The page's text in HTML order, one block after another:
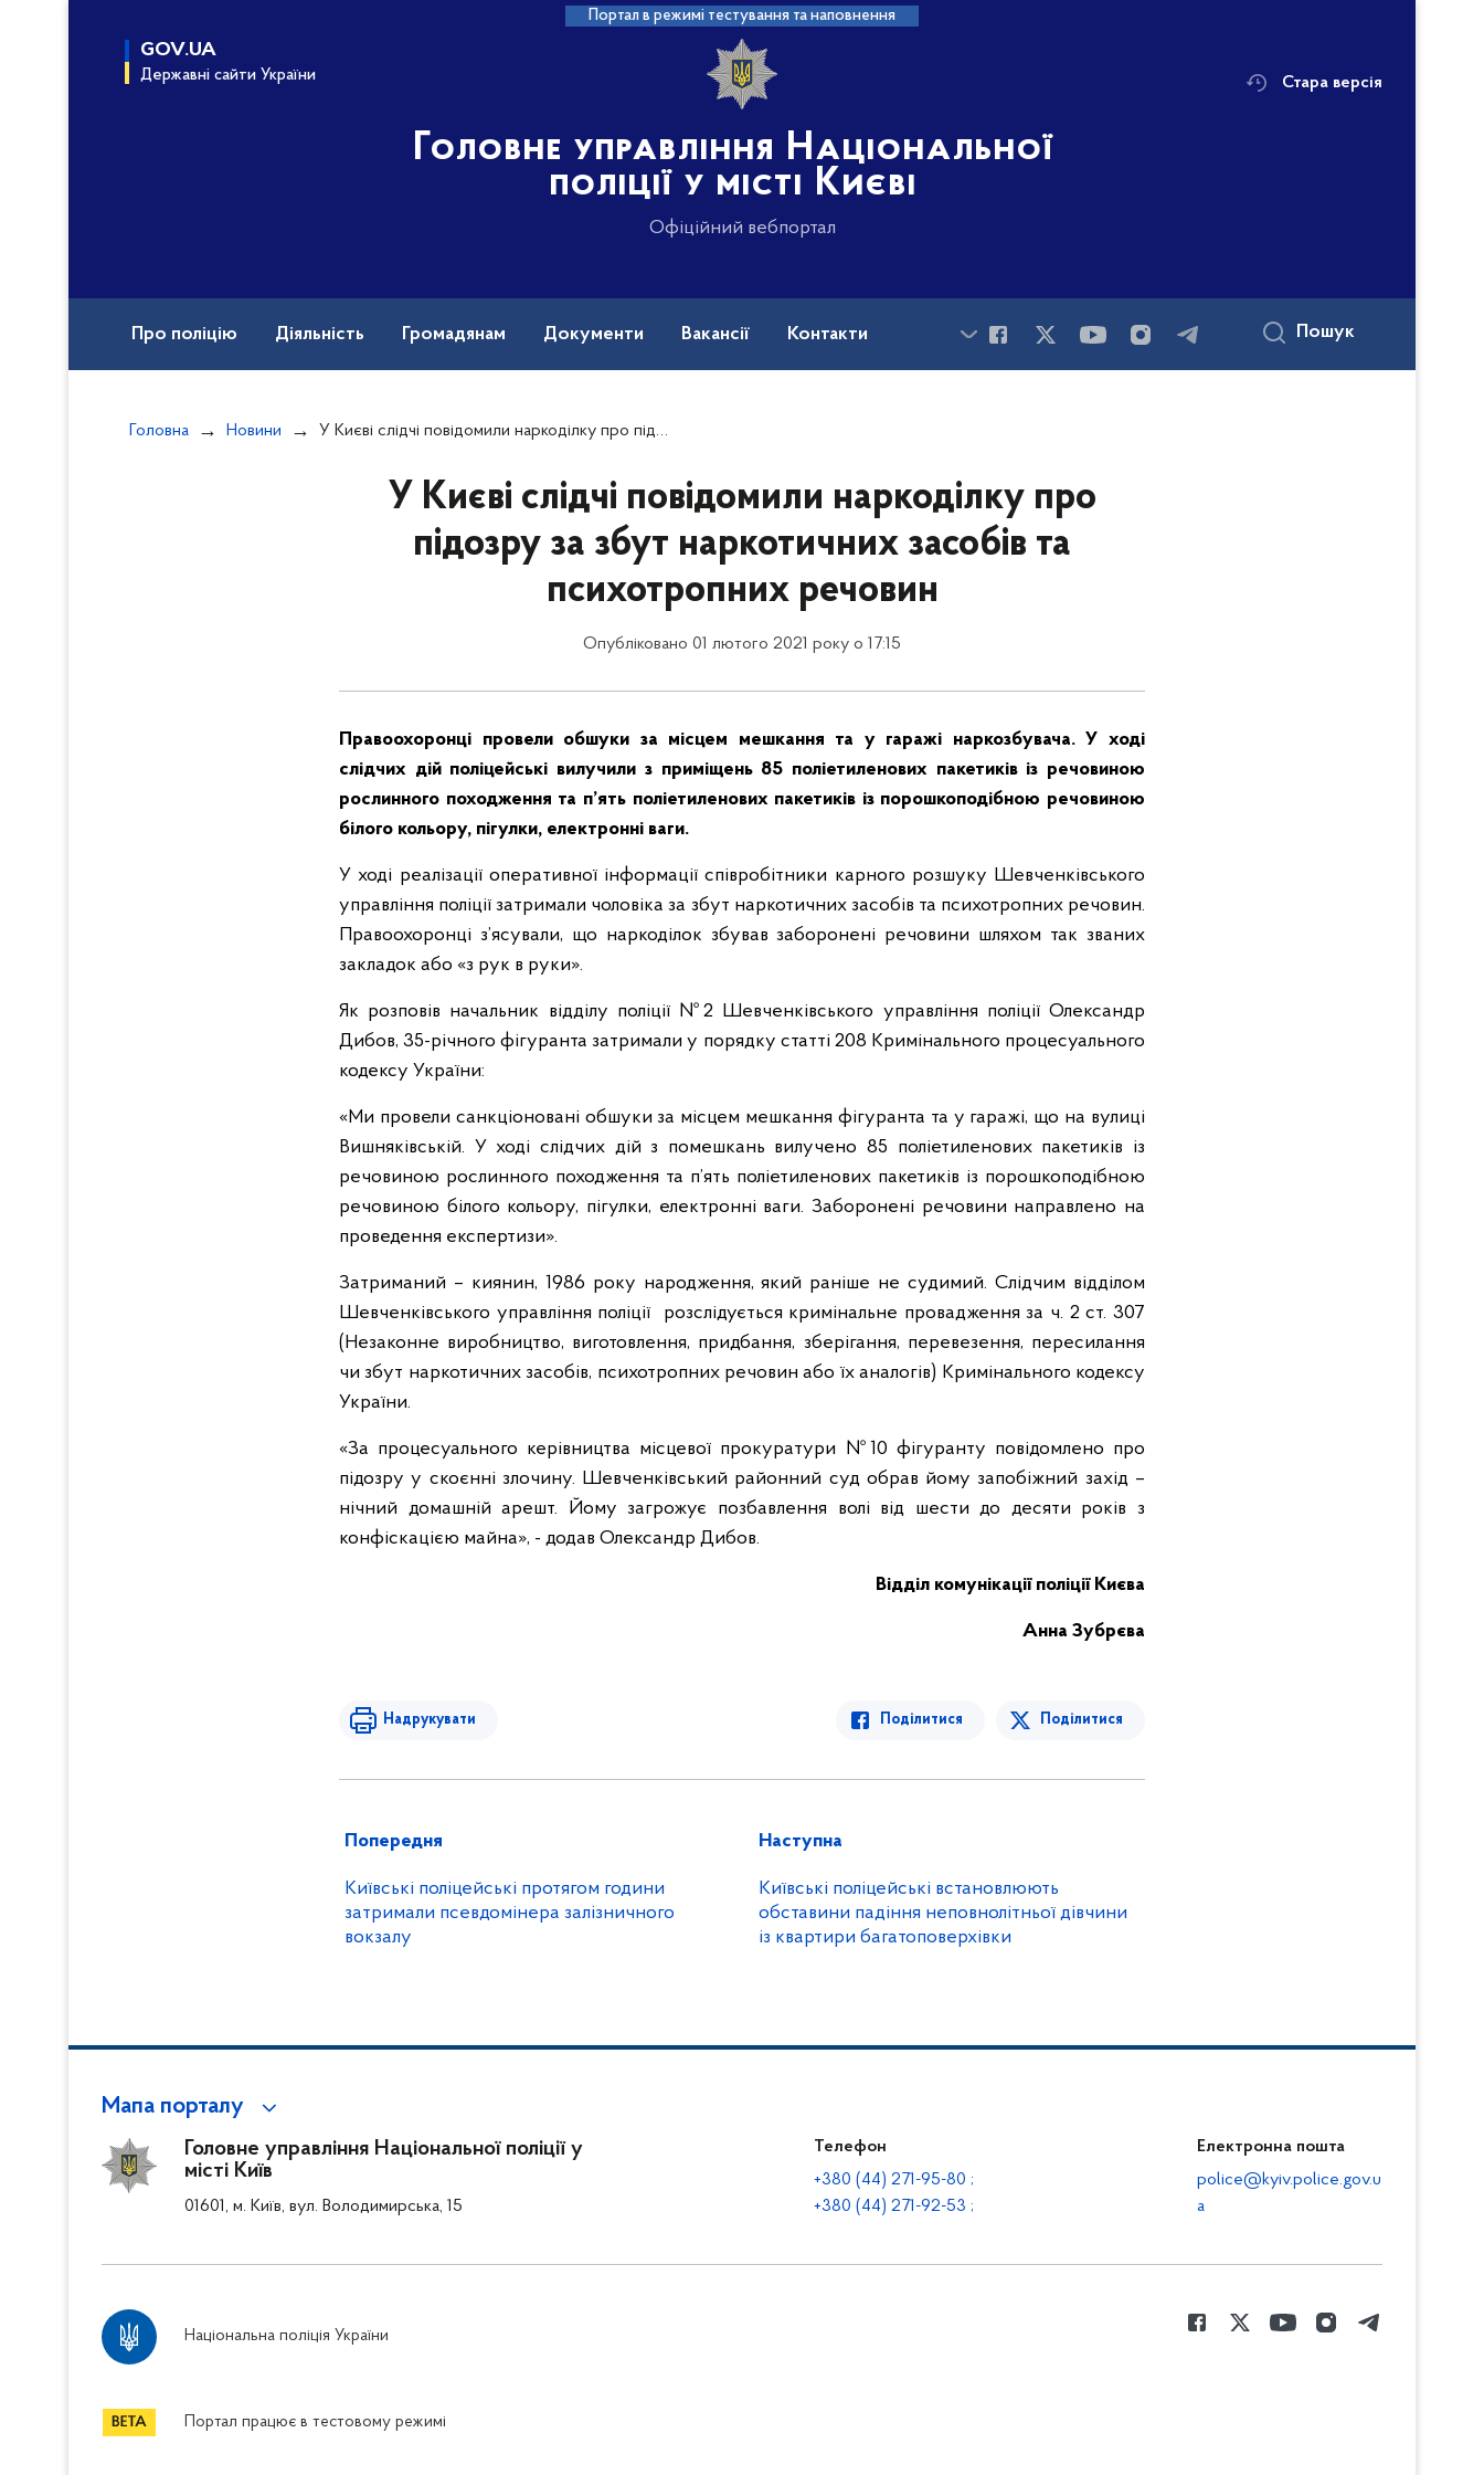
Портал в режимі тестування та наповнення
GOV.UA
Державні сайти України
Головне управління Національної
поліції у місті Києві
Офіційний вебпортал
Стара версія
Про поліцію Діяльність Громадянам Документи Вакансії Контакти Пошук
Головна Новини У Києві слідчі повідомили наркоділку про підозру за збут наркотичних засобів та психотропних речовин
У Києві слідчі повідомили наркоділку про
підозру за збут наркотичних засобів та
психотропних речовин
Опубліковано 01 лютого 2021 року о 17:15
Правоохоронці провели обшуки за місцем мешкання та у гаражі наркозбувача. У ході
слідчих дій поліцейські вилучили з приміщень 85 поліетиленових пакетиків із речовиною
рослинного походження та п’ять поліетиленових пакетиків із порошкоподібною речовиною
білого кольору, пігулки, електронні ваги.
У ході реалізації оперативної інформації співробітники карного розшуку Шевченківського
управління поліції затримали чоловіка за збут наркотичних засобів та психотропних речовин.
Правоохоронці з’ясували, що наркоділок збував заборонені речовини шляхом так званих
закладок або «з рук в руки».
Як розповів начальник відділу поліції №2 Шевченківського управління поліції Олександр
Дибов, 35-річного фігуранта затримали у порядку статті 208 Кримінального процесуального
кодексу України:
«Ми провели санкціоновані обшуки за місцем мешкання фігуранта та у гаражі, що на вулиці
Вишняківській. У ході слідчих дій з помешкань вилучено 85 поліетиленових пакетиків із
речовиною рослинного походження та п’ять поліетиленових пакетиків із порошкоподібною
речовиною білого кольору, пігулки, електронні ваги. Заборонені речовини направлено на
проведення експертизи».
Затриманий – киянин, 1986 року народження, який раніше не судимий. Слідчим відділом
Шевченківського управління поліції розслідується кримінальне провадження за ч. 2 ст. 307
(Незаконне виробництво, виготовлення, придбання, зберігання, перевезення, пересилання
чи збут наркотичних засобів, психотропних речовин або їх аналогів) Кримінального кодексу
України.
«За процесуального керівництва місцевої прокуратури №10 фігуранту повідомлено про
підозру у скоєнні злочину. Шевченківський районний суд обрав йому запобіжний захід –
нічний домашній арешт. Йому загрожує позбавлення волі від шести до десяти років з
конфіскацією майна», - додав Олександр Дибов.
Відділ комунікації поліції Києва
Анна Зубрєва
Надрукувати Поділитися Поділитися
Попередня
Київські поліцейські протягом години
затримали псевдомінера залізничного
вокзалу
Наступна
Київські поліцейські встановлюють
обставини падіння неповнолітньої дівчини
із квартири багатоповерхівки
Мапа порталу
Головне управління Національної поліції у
місті Київ
01601, м. Київ, вул. Володимирська, 15
Телефон
+380 (44) 271-95-80 ;
+380 (44) 271-92-53 ;
Електронна пошта
police@kyiv.police.gov.u
a
Національна поліція України
Портал працює в тестовому режимі